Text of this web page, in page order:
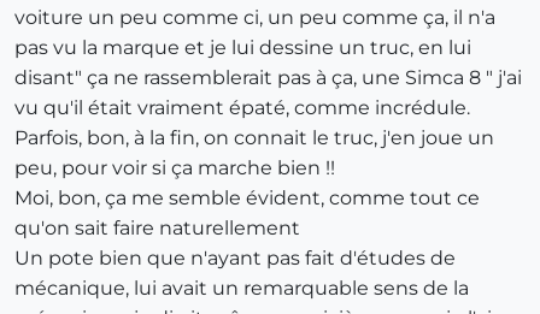
voiture un peu comme ci, un peu comme ça, il n'a
pas vu la marque et je lui dessine un truc, en lui
disant" ça ne rassemblerait pas à ça, une Simca 8 " j'ai
vu qu'il était vraiment épaté, comme incrédule.
Parfois, bon, à la fin, on connait le truc, j'en joue un
peu, pour voir si ça marche bien !!
Moi, bon, ça me semble évident, comme tout ce
qu'on sait faire naturellement
Un pote bien que n'ayant pas fait d'études de
mécanique, lui avait un remarquable sens de la